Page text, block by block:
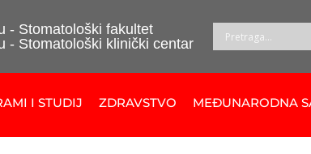
- Stomatološki fakultet
- Stomatološki klinički centar
I STUDIJ ZDRAVSTVO MEĐUNARODNA